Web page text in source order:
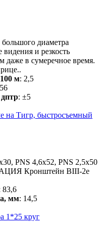
диаметра
и резкость
даже в сумеречное время.
м: 2,5
: ±5
Тигр, быстросъемный
PNS 4,6х52, PNS 2,5х50
Кронштейн ВIII-2е
83,6
мм: 14,5
1*25 круг